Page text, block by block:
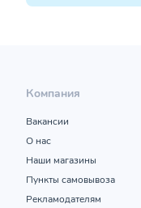
Компания
Вакансии
О нас
Наши магазины
Пункты самовывоза
Рекламодателям